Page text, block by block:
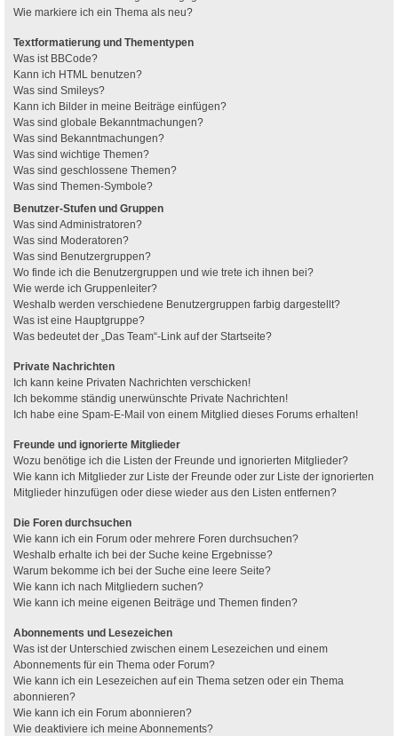
Wie markiere ich ein Thema als neu?
Textformatierung und Thementypen
Was ist BBCode?
Kann ich HTML benutzen?
Was sind Smileys?
Kann ich Bilder in meine Beiträge einfügen?
Was sind globale Bekanntmachungen?
Was sind Bekanntmachungen?
Was sind wichtige Themen?
Was sind geschlossene Themen?
Was sind Themen-Symbole?
Benutzer-Stufen und Gruppen
Was sind Administratoren?
Was sind Moderatoren?
Was sind Benutzergruppen?
Wo finde ich die Benutzergruppen und wie trete ich ihnen bei?
Wie werde ich Gruppenleiter?
Weshalb werden verschiedene Benutzergruppen farbig dargestellt?
Was ist eine Hauptgruppe?
Was bedeutet der „Das Team“-Link auf der Startseite?
Private Nachrichten
Ich kann keine Privaten Nachrichten verschicken!
Ich bekomme ständig unerwünschte Private Nachrichten!
Ich habe eine Spam-E-Mail von einem Mitglied dieses Forums erhalten!
Freunde und ignorierte Mitglieder
Wozu benötige ich die Listen der Freunde und ignorierten Mitglieder?
Wie kann ich Mitglieder zur Liste der Freunde oder zur Liste der ignorierten
Mitglieder hinzufügen oder diese wieder aus den Listen entfernen?
Die Foren durchsuchen
Wie kann ich ein Forum oder mehrere Foren durchsuchen?
Weshalb erhalte ich bei der Suche keine Ergebnisse?
Warum bekomme ich bei der Suche eine leere Seite?
Wie kann ich nach Mitgliedern suchen?
Wie kann ich meine eigenen Beiträge und Themen finden?
Abonnements und Lesezeichen
Was ist der Unterschied zwischen einem Lesezeichen und einem
Abonnements für ein Thema oder Forum?
Wie kann ich ein Lesezeichen auf ein Thema setzen oder ein Thema
abonnieren?
Wie kann ich ein Forum abonnieren?
Wie deaktiviere ich meine Abonnements?